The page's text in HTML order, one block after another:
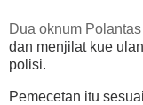
Dua oknum Polantas
dan menjilat kue
polisi.
Pemecetan itu